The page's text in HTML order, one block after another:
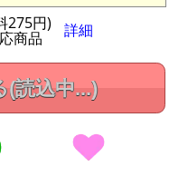
275円)
商品 詳細
(読込中...)